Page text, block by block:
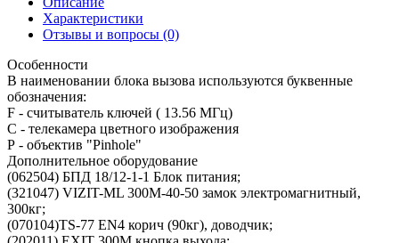
Характеристики
Отзывы и вопросы (0)
Особенности
В наименовании блока вызова используются буквенные
обозначения:
F - считыватель ключей ( 13.56 МГц)
C - телекамера цветного изображения
Р - объектив "Pinhole"
Дополнительное оборудование
(062504) БПД 18/12-1-1 Блок питания;
(321047) VIZIT-ML 300М-40-50 замок электромагнитный,
300кг;
(070104)TS-77 EN4 корич (90кг), доводчик;